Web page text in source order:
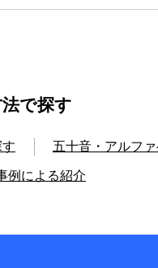
で探す
五十音・アルフ
例による紹介